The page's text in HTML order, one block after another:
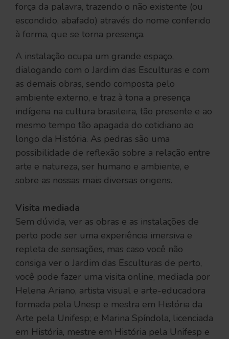
força da palavra, trazendo o não existente (ou
escondido, abafado) através do nome conferido
à forma, que se torna presença.
A instalação ocupa um grande espaço,
dialogando com o Jardim das Esculturas e com
as demais obras, sendo composta pelo
ambiente externo, e traz à tona a presença
indígena na cultura brasileira, tão presente e ao
mesmo tempo tão apagada do cotidiano ao
longo da História. As pedras são uma
possibilidade de reflexão sobre a relação entre
arte e natureza, ser humano e ambiente, e
sobre as nossas mais diversas origens.
Visita mediada
Sem dúvida, ver as obras e as instalações de
perto pode ser uma experiência imersiva e
repleta de sensações, mas caso você não
consiga ver o Jardim das Esculturas de perto,
você pode fazer uma visita online, mediada por
Helena Ariano, artista visual e arte-educadora
formada pela Unesp e mestra em História da
Arte pela Unifesp; e Marina Spíndola, licenciada
em História, mestre em História pela Unifesp e